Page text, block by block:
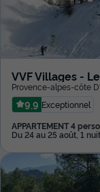
Provence-alpes-côte
9.9 Exceptionnel
APPARTEMENT 4
Du 24 au 25 août, 1